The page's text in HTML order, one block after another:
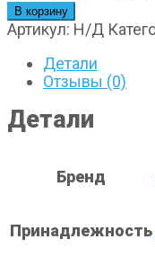
В корзину
Артикул: Н/Д
Детали
Отзывы (0)
Детали
Бренд
Принадлежность